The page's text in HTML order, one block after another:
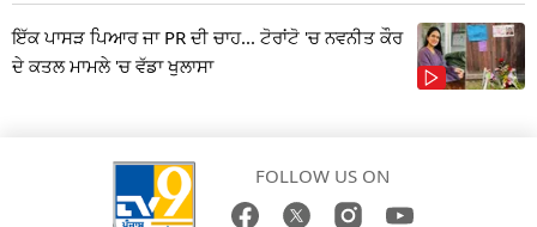
ਇੱਕ ਪਾਸੜ ਪਿਆਰ ਜਾ PR ਦੀ ਚਾਹ... ਟੋਰਾਂਟੋ 'ਚ ਨਵਨੀਤ ਕੌਰ
ਦੇ ਕਤਲ ਮਾਮਲੇ 'ਚ ਵੱਡਾ ਖੁਲਾਸਾ
FOLLOW US ON